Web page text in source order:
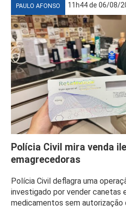
PAULO AFONSO 11h44 de 06/08/
Polícia Civil mira venda
emagrecedoras
Polícia Civil deflagra uma
investigado por vender canetas
medicamentos sem autorização